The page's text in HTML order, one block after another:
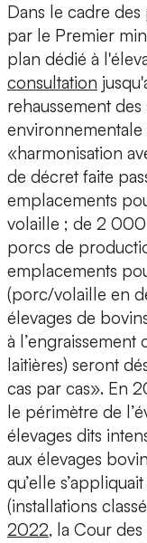
Dans le cadre
par le Premier
plan dédié à
consultation
rehaussement
environnementale
«harmonisation
de décret faite
emplacements
volaille ; de 2
porcs de
emplacements
(porc/volaille en
élevages de
à
laitières) seront
cas par cas». En
le périmètre de
élevages dits
aux élevages
qu’elle
(installations
2022, la Cour